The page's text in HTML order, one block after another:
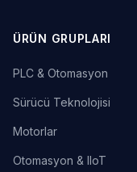
ÜRÜN GRUPLARI
PLC & Otomasyon
Sürücü Teknolojisi
Motorlar
Otomasyon & IIoT